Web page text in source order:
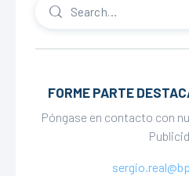
FORME PARTE
Póngase en contacto con